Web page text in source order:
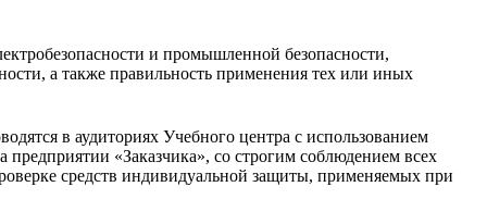
и промышленной безопасности,
а также правильность применения тех или иных
в аудиториях Учебного центра с использованием
«Заказчика», со строгим соблюдением всех
средств индивидуальной защиты, применяемых при